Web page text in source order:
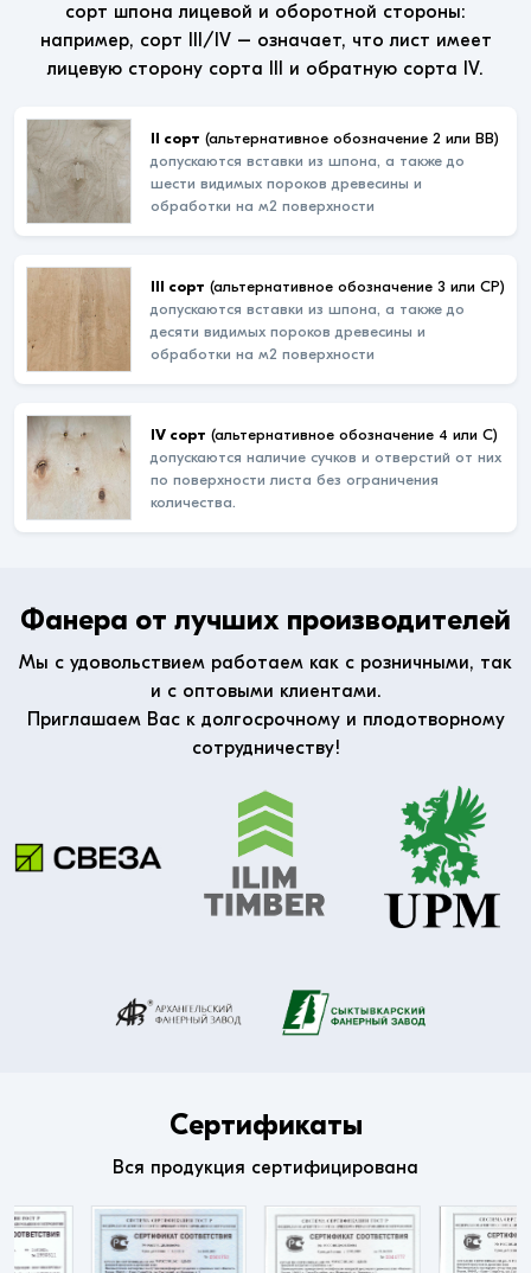
сорт шпона лицевой и оборотной стороны:
например, сорт III/IV – означает, что лист имеет
лицевую сторону сорта III и обратную сорта IV.
II сорт (альтернативное обозначение 2 или ВВ)
допускаются вставки из шпона, а также до
шести видимых пороков древесины и
обработки на м2 поверхности
III сорт (альтернативное обозначение 3 или СР)
допускаются вставки из шпона, а также до
десяти видимых пороков древесины и
обработки на м2 поверхности
IV сорт (альтернативное обозначение 4 или С)
допускаются наличие сучков и отверстий от них
по поверхности листа без ограничения
количества.
Фанера от лучших производителей
Мы с удовольствием работаем как с розничными, так
и с оптовыми клиентами.
Приглашаем Вас к долгосрочному и плодотворному
сотрудничеству!
Сертификаты
Вся продукция сертифицирована